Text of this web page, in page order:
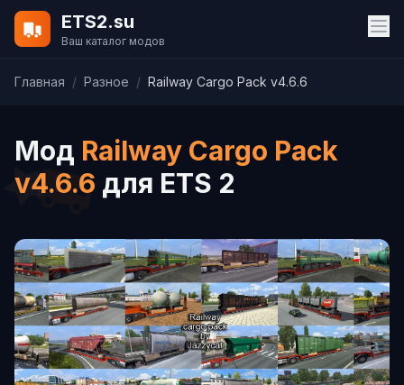
ETS2.su
Ваш каталог модов
Главная / Разное / Railway Cargo Pack v4.6.6
Мод Railway Cargo Pack
v4.6.6 для ETS 2